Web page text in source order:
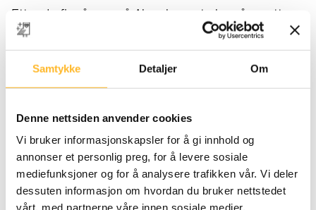
Samtykke Detaljer Om
Denne nettsiden anvender cookies
Vi bruker informasjonskapsler for å gi innhold og
annonser et personlig preg, for å levere sosiale
mediefunksjoner og for å analysere trafikken vår. Vi deler
dessuten informasjon om hvordan du bruker nettstedet
vårt, med partnerne våre innen sosiale medier,
Etter de fire årene på Ahus begynte hun å se etter
andre stillinger. Hun søkte på jobb i kommunen som
fagkonsulent og ble innstilt som nr 2. «Men jeg gav
meg ikke – neste gang en ny stilling ble utlyst,
søkte jeg på den og tok kontakt med leder pr
Hun fikk jobb som fagkonsulent/saksbehandler i
Lørenskog kommune. «Da kom avdelingslederen
min på sykehuset og spurte om jeg ville ha fast jobb